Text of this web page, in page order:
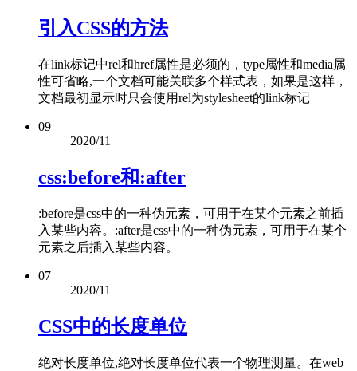
引入CSS的方法
在link标记中rel和href属性是必须的，type属性和media属
性可省略,一个文档可能关联多个样式表，如果是这样，
文档最初显示时只会使用rel为stylesheet的link标记
09
2020/11
css:before和:after
:before是css中的一种伪元素，可用于在某个元素之前插
入某些内容。:after是css中的一种伪元素，可用于在某个
元素之后插入某些内容。
07
2020/11
CSS中的长度单位
绝对长度单位,绝对长度单位代表一个物理测量。在web